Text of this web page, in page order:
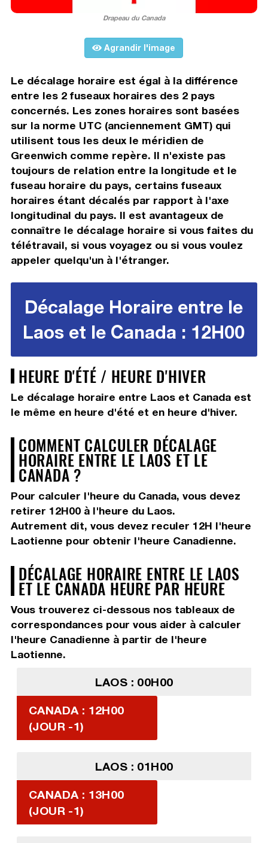
Drapeau du Canada
Agrandir l'image
Le décalage horaire est égal à la différence
entre les 2 fuseaux horaires des 2 pays
concernés. Les zones horaires sont basées
sur la norme UTC (anciennement GMT) qui
utilisent tous les deux le méridien de
Greenwich comme repère. Il n'existe pas
toujours de relation entre la longitude et le
fuseau horaire du pays, certains fuseaux
horaires étant décalés par rapport à l'axe
longitudinal du pays. Il est avantageux de
connaître le décalage horaire si vous faites du
télétravail, si vous voyagez ou si vous voulez
appeler quelqu'un à l'étranger.
Décalage Horaire entre le
Laos et le Canada : 12H00
HEURE D'ÉTÉ / HEURE D'HIVER
Le décalage horaire entre Laos et Canada est
le même en heure d'été et en heure d'hiver.
COMMENT CALCULER DÉCALAGE
HORAIRE ENTRE LE LAOS ET LE
CANADA ?
Pour calculer l'heure du Canada, vous devez
retirer 12H00à l'heure du Laos.
Autrement dit, vous devez reculer 12H l'heure
Laotienne pour obtenir l'heure Canadienne.
DÉCALAGE HORAIRE ENTRE LE LAOS
ET LE CANADA HEURE PAR HEURE
Vous trouverez ci-dessous nos tableaux de
correspondances pour vous aider à calculer
l'heure Canadienne à partir de l'heure
Laotienne.
LAOS : 00H00
CANADA : 12H00
(JOUR -1)
LAOS : 01H00
CANADA : 13H00
(JOUR -1)